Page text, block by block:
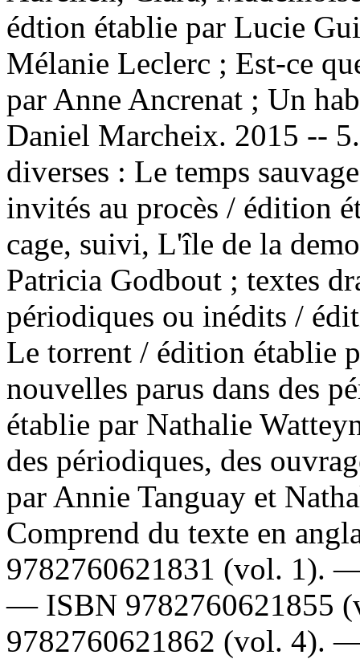
édtion établie par Lucie
Mélanie Leclerc ; Est-ce
par Anne Ancrenat ; Un
Daniel Marcheix. 2015 --
diverses : Le temps
invités au procès / édition
cage, suivi, L'île de la
Patricia Godbout ; textes
périodiques ou inédits /
Le torrent / édition établie
nouvelles parus dans des
établie par Nathalie
des périodiques, des
par Annie Tanguay et
Comprend du texte en
9782760621831 (vol. 1).
— ISBN 9782760621855
9782760621862 (vol. 4).